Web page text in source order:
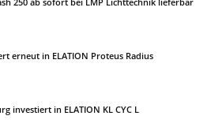
erneut in ELATION Proteus Radius
investiert in ELATION KL CYC L